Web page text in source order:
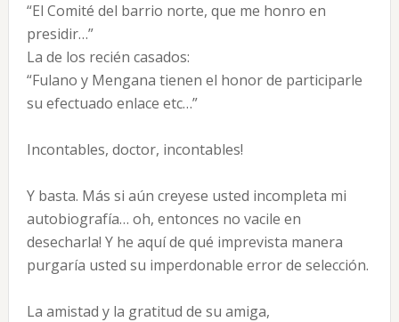
“El Comité del barrio norte, que me hon­ro en
presidir…”
La de los recién casados:
“Fulano y Mengana tienen el honor de participarle
su efectuado enlace etc…”
Incontables, doctor, incontables!
Y basta. Más si aún creyese usted incompleta mi
autobiografía… oh, entonces no vacile en
desecharla! Y he aquí de qué imprevista manera
purgaría usted su imperdonable error de selección.
La amistad y la gratitud de su amiga,